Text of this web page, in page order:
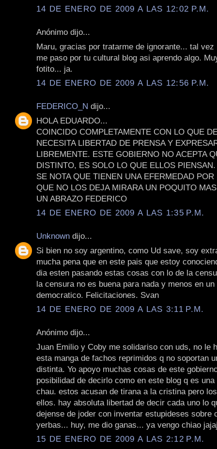
14 DE ENERO DE 2009 A LAS 12:02 P.M.
Anónimo dijo...
Maru, gracias por tratarme de ignorante... tal vez
me paso por tu cultural blog asi aprendo algo.
fotito... ja.
14 DE ENERO DE 2009 A LAS 12:56 P.M.
FEDERICO_N dijo...
HOLA EDUARDO...
COINCIDO COMPLETAMENTE CON LO QUE
NECESITA LIBERTAD DE PRENSA Y
LIBREMENTE. ESTE GOBIERNO NO ACEPTA
DISTINTO, ES SOLO LO QUE ELLOS PIENSAN.
SE NOTA QUE TIENEN UNA EFERMEDAD POR
QUE NO LOS DEJA MIRARA UN POQUITO
UN ABRAZO FEDERICO
14 DE ENERO DE 2009 A LAS 1:35 P.M.
Unknown dijo...
Si bien no soy argentino, como Ud save, soy
mucha pena que en este pais que estoy
dia esten pasando estas cosas con lo de la
la censura no es buena para nada y menos en un
democratico. Felicitaciones. Svan
14 DE ENERO DE 2009 A LAS 3:11 P.M.
Anónimo dijo...
Juan Emilio y Coby me solidariso con uds, no le
esta manga de fachos reprimidos q no soportan
distinta. Yo apoyo muchas cosas de este
posibilidad de decirlo como en este blog q es
chau. estos acusan de tirana a la cristina pero
ellos. hay absoluta libertad de decir cada uno lo
dejense de joder con inventar estupideses sobre
yerbas... huy, me dio ganas... ya vengo chiao
15 DE ENERO DE 2009 A LAS 2:12 P.M.